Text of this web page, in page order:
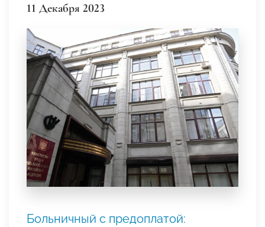
11 Декабря 2023
Больничный с предоплатой: